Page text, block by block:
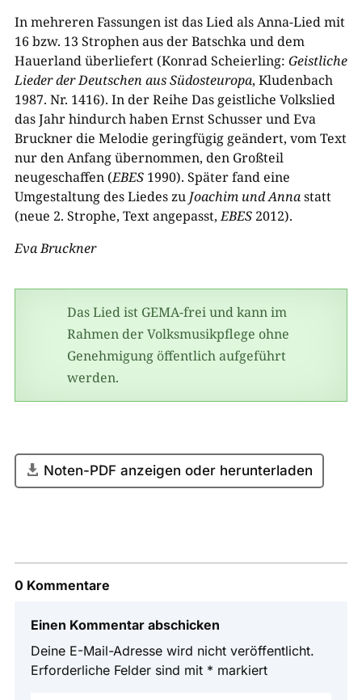
In mehreren Fassungen ist das Lied als Anna-Lied mit
16 bzw. 13 Strophen aus der Batschka und dem
Hauerland überliefert (Konrad Scheierling: Geistliche
Lieder der Deutschen aus Südosteuropa, Kludenbach
1987. Nr. 1416). In der Reihe Das geistliche Volkslied
das Jahr hindurch haben Ernst Schusser und Eva
Bruckner die Melodie geringfügig geändert, vom Text
nur den Anfang übernommen, den Großteil
neugeschaffen (EBES1990). Später fand eine
Umgestaltung des Liedes zu Joachim und Annastatt
(neue 2. Strophe, Text angepasst,EBES2012).
Eva Bruckner
Das Lied ist GEMA-frei und kann im
Rahmen der Volksmusikpflege ohne
Genehmigung öffentlich aufgeführt
werden.
Noten-PDF anzeigen oder herunterladen
0 Kommentare
Einen Kommentar abschicken
Deine E-Mail-Adresse wird nicht veröffentlicht.
Erforderliche Felder sind mit * markiert